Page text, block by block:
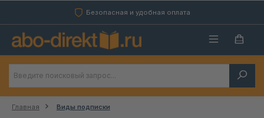
Перейти к основному содержаниюБезопасная и удобная оплата
Главная Виды подписки